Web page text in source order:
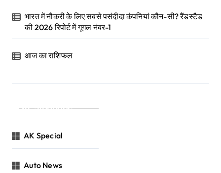
भारत में नौकरी के लिए सबसे पसंदीदा कंपनियां कौन-सी? रैंडस्टैड
की 2026 रिपोर्ट में गूगल नंबर-1
आज का राशिफल
Categories
AK Special
Auto News